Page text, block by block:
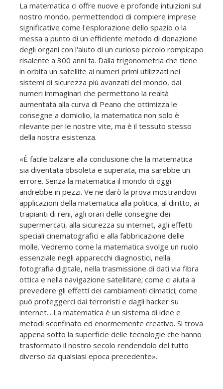
La matematica ci offre nuove e profonde intuizioni sul
nostro mondo, permettendoci di compiere imprese
significative come l'esplorazione dello spazio o la
messa a punto di un efficiente metodo di donazione
degli organi con l'aiuto di un curioso piccolo rompicapo
risalente a 300 anni fa. Dalla trigonometria che tiene
in orbita un satellite ai numeri primi utilizzati nei
sistemi di sicurezza piú avanzati del mondo, dai
numeri immaginari che permettono la realtà
aumentata alla curva di Peano che ottimizza le
consegne a domicilio, la matematica non solo è
rilevante per le nostre vite, ma è il tessuto stesso
della nostra esistenza.
«È facile balzare alla conclusione che la matematica
sia diventata obsoleta e superata, ma sarebbe un
errore. Senza la matematica il mondo di oggi
andrebbe in pezzi. Ve ne darò la prova mostrandovi
applicazioni della matematica alla politica, al diritto, ai
trapianti di reni, agli orari delle consegne dei
supermercati, alla sicurezza su internet, agli effetti
speciali cinematografici e alla fabbricazione delle
molle. Vedremo come la matematica svolge un ruolo
essenziale negli apparecchi diagnostici, nella
fotografia digitale, nella trasmissione di dati via fibra
ottica e nella navigazione satellitare; come ci aiuta a
prevedere gli effetti dei cambiamenti climatici; come
può proteggerci dai terroristi e dagli hacker su
internet... La matematica è un sistema di idee e
metodi sconfinato ed enormemente creativo. Si trova
appena sotto la superficie delle tecnologie che hanno
trasformato il nostro secolo rendendolo del tutto
diverso da qualsiasi epoca precedente».